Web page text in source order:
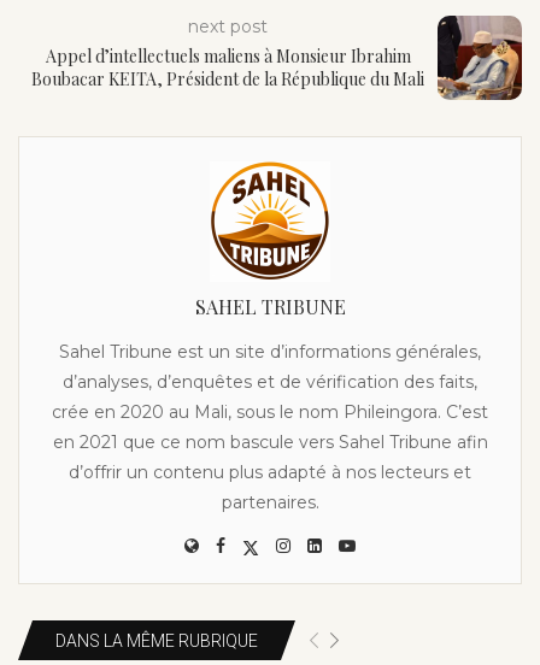
next post
Appel d’intellectuels maliens à Monsieur Ibrahim
Boubacar KEITA, Président de la République du Mali
SAHEL TRIBUNE
Sahel Tribune est un site d’informations générales,
d’analyses, d’enquêtes et de vérification des faits,
crée en 2020 au Mali, sous le nom Phileingora. C’est
en 2021 que ce nom bascule vers Sahel Tribune afin
d’offrir un contenu plus adapté à nos lecteurs et
partenaires.
DANS LA MÊME RUBRIQUE